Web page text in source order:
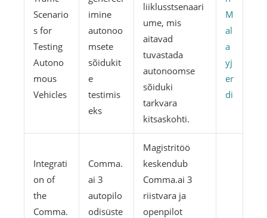
Scenario
s for
Testing
Autono
mous
Vehicles
imine
autonoo
msete
sõidukit
e
testimis
eks
liiklusstsenaari
ume, mis
aitavad
tuvastada
autonoomse
sõiduki
tarkvara
kitsaskohti.
M
al
a
yj
er
di
Integrati
on of
the
Comma.
Comma.
ai 3
autopilo
odisüste
Magistritöö
keskendub
Comma.ai 3
riistvara ja
openpilot